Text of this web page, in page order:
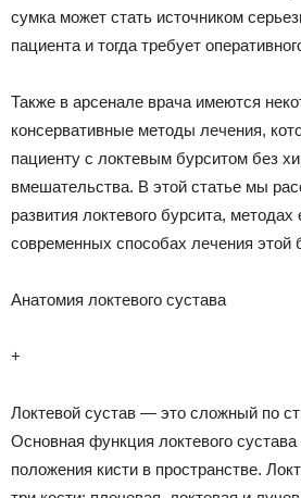
сумка может стать источником
пациента и тогда требует
Также в арсенале врача имеются
консервативные методы лечения,
пациенту с локтевым бурситом без
вмешательства. В этой статье мы
развития локтевого бурсита, методах
современных способах лечения этой
Анатомия локтевого сустава
+
Локтевой сустав — это сложный по
Основная функция локтевого
положения кисти в пространстве.